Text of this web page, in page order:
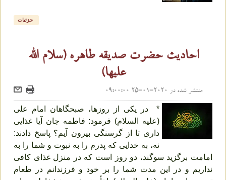
جزئیات
احادیث حضرت صدیقه طاهره (سلام الله
علیها)
منتشر شده در 2020-01-25 09:00:00
* در یکی‌ از روزها، صبحگاهان‌ امام‌ علی‌
(علیه السلام) فرمود: فاطمه‌ جان‌ آیا غذایی‌
داری‌ تا از گرسنگی‌ بیرون‌ آیم‌؟ پاسخ‌ دادند:
نه‌، به‌ خدایی‌ که‌ پدرم‌ را به‌ نبوت‌ و شما را به‌
امامت‌ برگزید سوگند، دو روز است‌ که‌ در منزل‌ غذای‌ کافی‌
نداریم‌ و در این‌ مدت‌ شما را بر خود و فرزندانم‌ در طعام‌